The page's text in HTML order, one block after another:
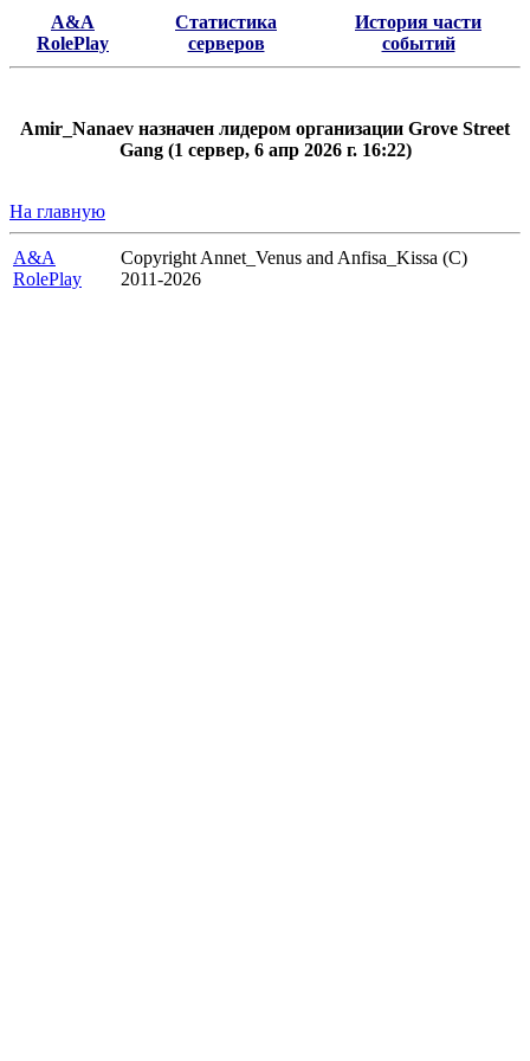
A&A
RolePlay
Статистика
серверов
История части
событий
Amir_Nanaev назначен лидером организации Grove Street
Gang (1 сервер, 6 апр 2026 г. 16:22)
На главную
A&A
RolePlay
Copyright Annet_Venus and Anfisa_Kissa (C)
2011-2026